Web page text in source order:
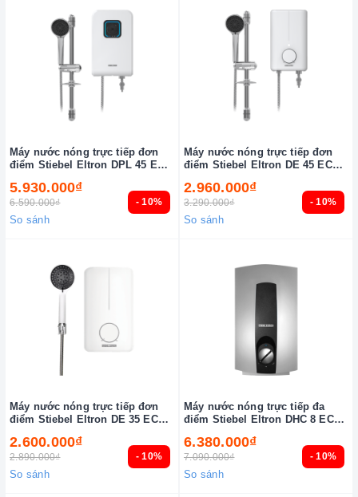
- 10%
Máy nước nóng trực tiếp đơn
điểm Stiebel Eltron DPL 45 EC
5.930.000₫
6.590.000₫
So sánh
- 10%
Máy nước nóng trực tiếp đơn
điểm Stiebel Eltron DE 45 EC
2.960.000₫
3.290.000₫
So sánh
- 10%
Máy nước nóng trực tiếp đơn
điểm Stiebel Eltron DE 35 EC
2.600.000₫
2.890.000₫
So sánh
- 10%
Máy nước nóng trực tiếp đa
điểm Stiebel Eltron DHC 8 EC
6.380.000₫
7.090.000₫
So sánh